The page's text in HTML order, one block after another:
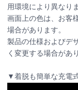
用環境により異なり
画面上の色は、お客
場合があります。
製品の仕様およびデ
く変更する場合があ
▼着脱も簡単な充電